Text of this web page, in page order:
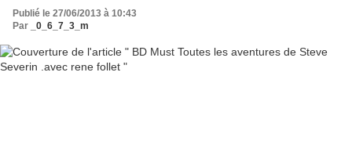
Publié le 27/06/2013 à 10:43
Par
_0_6_7_3_m